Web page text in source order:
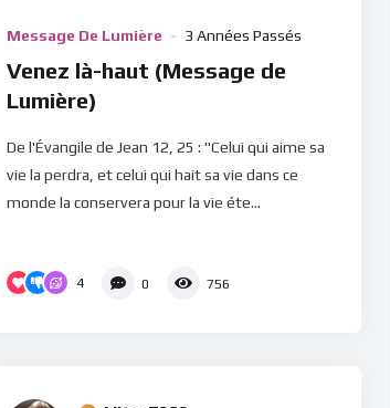
Message De Lumière 3 Années Passés
Venez là-haut (Message de
Lumière)
De l'Évangile de Jean 12, 25 : "Celui qui aime sa
vie la perdra, et celui qui hait sa vie dans ce
monde la conservera pour la vie éte...
4 0 756